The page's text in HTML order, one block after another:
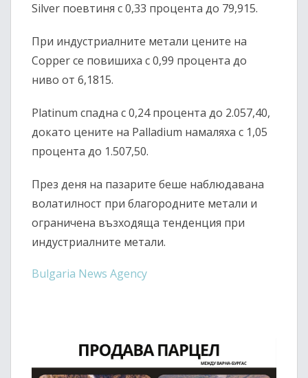
Silver поевтиня с 0,33 процента до 79,915.
При индустриалните метали цените на
Copperсе повишиха с 0,99 процента до
ниво от 6,1815.
Platinum спадна с 0,24 процента до 2.057,40,
докато цените на Palladium намаляха с 1,05
процента до 1.507,50.
През деня на пазарите беше наблюдавана
волатилност при благородните метали и
ограничена възходяща тенденция при
индустриалните метали.
Bulgaria News Agency